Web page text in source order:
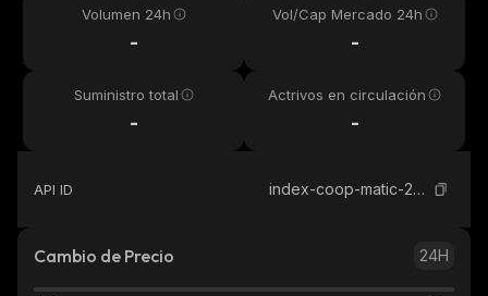
Volumen 24h
-
Vol/Cap Mercado 24h
-
Suministro total
-
Actrivos en circulación
-
API ID index-coop-matic-2x-flexible-leverage-index
Cambio de Precio 24H